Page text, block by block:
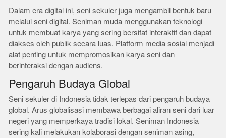
Dalam era digital ini, seni sekuler juga mengambil bentuk baru
melalui seni digital. Seniman muda menggunakan teknologi
untuk membuat karya yang sering bersifat interaktif dan dapat
diakses oleh publik secara luas. Platform media sosial menjadi
alat penting untuk mempromosikan karya seni dan
berinteraksi dengan audiens.
Pengaruh Budaya Global
Seni sekuler di Indonesia tidak terlepas dari pengaruh budaya
global. Arus globalisasi membawa berbagai aliran seni dari luar
negeri yang memperkaya tradisi lokal. Seniman Indonesia
sering kali melakukan kolaborasi dengan seniman asing,